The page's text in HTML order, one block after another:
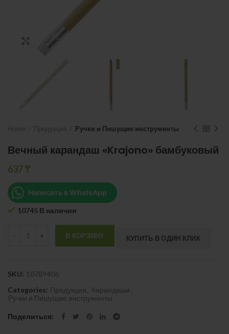
Нажмите, чтобы увеличить
Ручки и Пишущие инструменты
Вечный карандаш «Krajono» бамбуковый
637₸
Написать в WhatsApp
10745 В наличии
В КОРЗИНУ КУПИТЬ В ОДИН КЛИК
SKU: 10789406
Categories: Продукция Карандаши
Ручки и Пишущие инструменты
Поделиться